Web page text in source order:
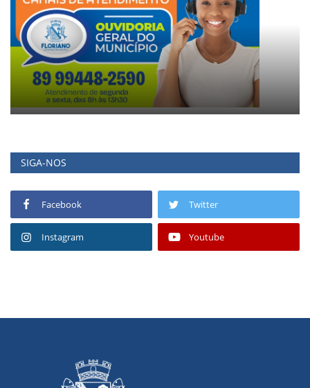
SIGA-NOS
Facebook Twitter
Instagram Youtube